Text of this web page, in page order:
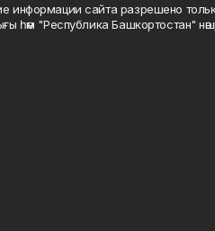
информации сайта разрешено
һәм "Республика Башкортостан"